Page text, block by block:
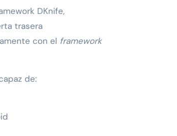
DKnife,
trasera
con el framework
de: